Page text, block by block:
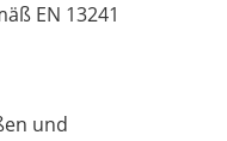
EN 13241
und